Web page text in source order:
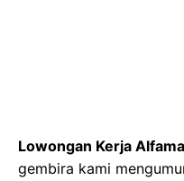
Lowongan Kerja
gembira kami